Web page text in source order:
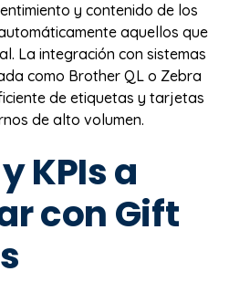
y contenido de los
aquellos que
La integración con sistemas
como Brother QL o Zebra
de etiquetas y tarjetas
de alto volumen.
KPIs a
con Gift